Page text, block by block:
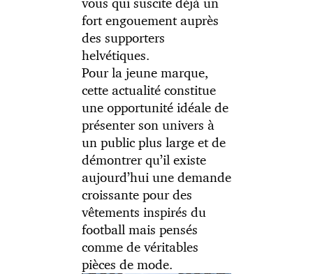
fort engouement auprès
des supporters
helvétiques.
Pour la jeune marque,
cette actualité constitue
une opportunité idéale de
présenter son univers à
un public plus large et de
démontrer qu’il existe
aujourd’hui une demande
croissante pour des
vêtements inspirés du
football mais pensés
comme de véritables
pièces de mode.